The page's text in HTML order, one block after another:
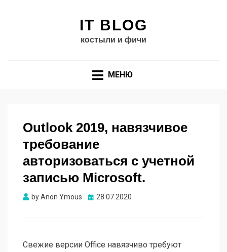
IT BLOG
костыли и фичи
МЕНЮ
Outlook 2019, навязчивое
требование
авторизоваться с учетной
записью Microsoft.
byAnon Ymous Опубликовано
28.07.2020
Свежие версии Office навязчиво требуют